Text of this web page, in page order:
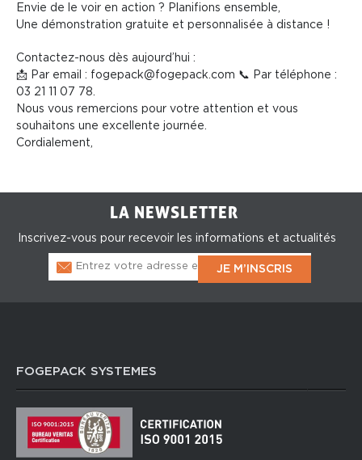
Envie de le voir en action ? Planifions ensemble,
Une démonstration gratuite et personnalisée à distance !
Contactez-nous dès aujourd’hui :
📩 Par email : fogepack@fogepack.com 📞 Par téléphone :
03 21 11 07 78.
Nous vous remercions pour votre attention et vous
souhaitons une excellente journée.
Cordialement,
LA NEWSLETTER
Inscrivez-vous pour recevoir les informations et actualités
FOGEPACK SYSTEMES